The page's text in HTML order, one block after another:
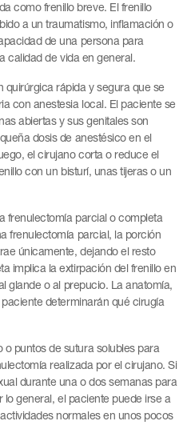
como frenillo breve. El frenillo
a un traumatismo, inflamación o
de una persona para
calidad de vida en general.
quirúrgica rápida y segura que se
con anestesia local. El paciente se
abiertas y sus genitales son
dosis de anestésico en el
el cirujano corta o reduce el
con un bisturí, unas tijeras o un
frenulectomía parcial o completa
frenulectomía parcial, la porción
únicamente, dejando el resto
implica la extirpación del frenillo en
glande o al prepucio. La anatomía,
determinarán qué cirugía
puntos de sutura solubles para
realizada por el cirujano. Si
durante una o dos semanas para
general, el paciente puede irse a
normales en unos pocos